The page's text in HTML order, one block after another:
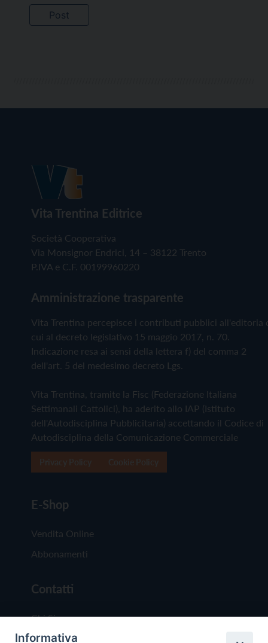
Vita Trentina Editrice
Società Cooperativa
Via Monsignor Endrici, 14 – 38122 Trento
P.IVA e C.F. 00199960220
Amministrazione trasparente
Vita Trentina percepisce i contributi pubblici all'editoria
cui al decreto legislativo 15 maggio 2017, n. 70.
Indicazione resa ai sensi della lettera f) del comma 2
dell'art. 5 del medesimo decreto Lgs.
Vita Trentina, tramite la Fisc (Federazione Italiana
Settimanali Cattolici), ha aderito allo IAP (Istituto
dell'Autodisciplina Pubblicitaria) accettando il Codice di
Autodisciplina della Comunicazione Commerciale
E-Shop
Vendita Online
Abbonamenti
Contatti
Chi Siamo
Redazione
Informativa